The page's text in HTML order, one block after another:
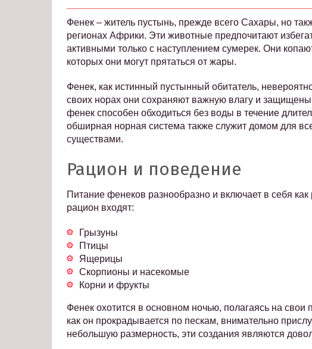
Фенек – житель пустынь, прежде всего Сахары, но
регионах Африки. Эти животные предпочитают
активными только с наступлением сумерек. Они
которых они могут прятаться от жары.
Фенек, как истинный пустынный обитатель,
своих норах они сохраняют важную влагу и защищены
фенек способен обходиться без воды в течение
обширная норная система также служит домом для
существами.
Рацион и поведение
Питание фенеков разнообразно и включает в себя
рацион входят:
Грызуны
Птицы
Ящерицы
Скорпионы и насекомые
Корни и фрукты
Фенек охотится в основном ночью, полагаясь на
как он прокрадывается по пескам, внимательно
небольшую размерность, эти создания являются